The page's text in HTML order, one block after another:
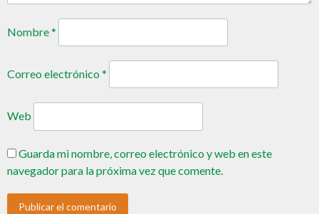
Nombre*
Correo electrónico*
Web
Guarda mi nombre, correo electrónico y web en este
navegador para la próxima vez que comente.